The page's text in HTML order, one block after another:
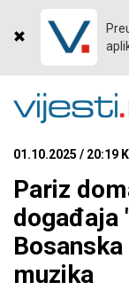
01.10.2025 / 20:19
Pariz
događaja
muzika